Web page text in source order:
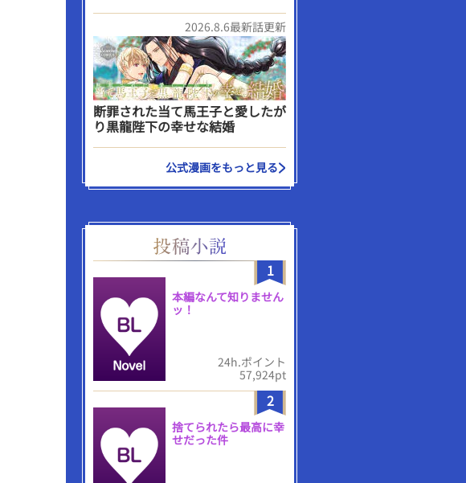
2026.8.6最新話更新
断罪された当て馬王子と愛したが
り黒龍陛下の幸せな結婚
公式漫画をもっと見る
1
本編なんて知りません
ッ！
24h.ポイント
57,924pt
2
捨てられたら最高に幸
せだった件